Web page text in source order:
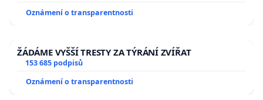
Oznámení o transparentnosti
ŽÁDÁME VYŠŠÍ TRESTY ZA TÝRÁNÍ ZVÍŘAT
153 685 podpisů
Oznámení o transparentnosti